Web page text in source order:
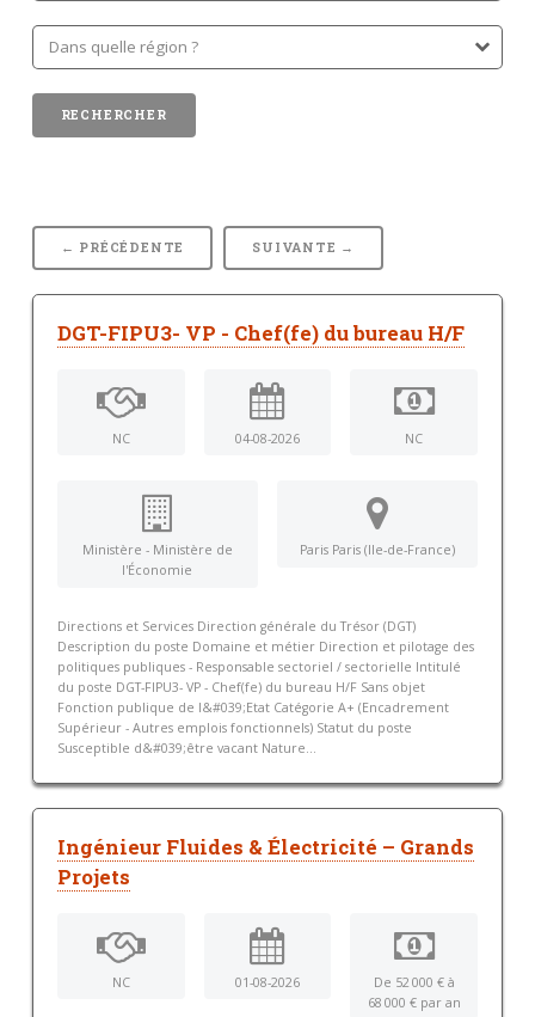
← PRÉCÉDENTE SUIVANTE →
DGT-FIPU3- VP - Chef(fe) du bureau H/F
NC 04-08-2026 NC
Ministère - Ministère de
l'Économie
Paris Paris (Ile-de-France)
Directions et Services Direction générale du Trésor (DGT)
Description du poste Domaine et métier Direction et pilotage des
politiques publiques - Responsable sectoriel / sectorielle Intitulé
du poste DGT-FIPU3- VP - Chef(fe) du bureau H/F Sans objet
Fonction publique de l&#039;Etat Catégorie A+ (Encadrement
Supérieur - Autres emplois fonctionnels) Statut du poste
Susceptible d&#039;être vacant Nature...
Ingénieur Fluides & Électricité – Grands
Projets
NC 01-08-2026
De 52 000 € à
68 000 € par an